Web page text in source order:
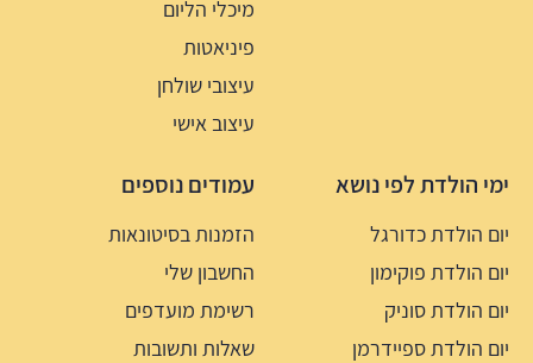
מיכלי הליום
פיניאטות
עיצובי שולחן
עיצוב אישי
ימי הולדת לפי נושא
יום הולדת כדורגל
יום הולדת פוקימון
יום הולדת סוניק
יום הולדת ספיידרמן
עמודים נוספים
הזמנות בסיטונאות
החשבון שלי
רשימת מועדפים
שאלות ותשובות